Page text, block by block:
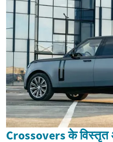
Crossovers के विस्तृत